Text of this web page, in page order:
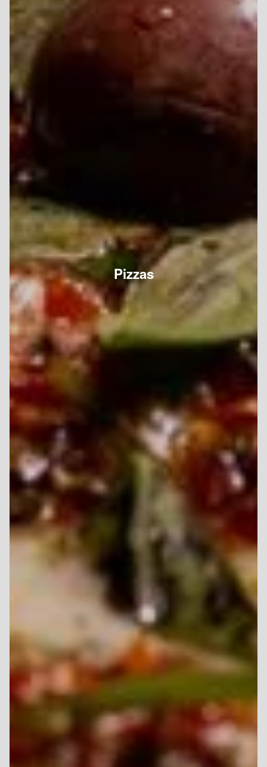
Pizzas